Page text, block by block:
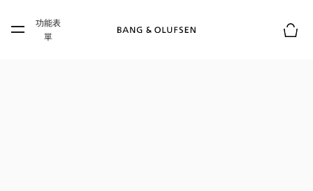
Skip to main footer
功能表
單